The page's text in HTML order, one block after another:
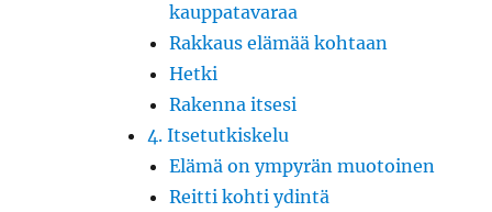
kauppatavaraa
Rakkaus elämää kohtaan
Hetki
Rakenna itsesi
4. Itsetutkiskelu
Elämä on ympyrän muotoinen
Reitti kohti ydintä